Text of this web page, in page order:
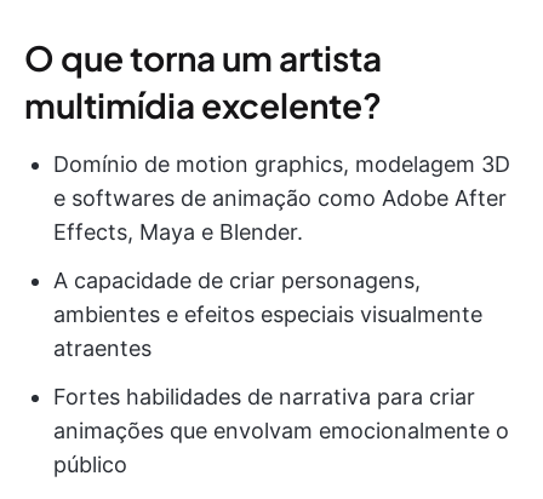
O que torna um artista
multimídia excelente?
Domínio de motion graphics, modelagem 3D
e softwares de animação como Adobe After
Effects, Maya e Blender.
A capacidade de criar personagens,
ambientes e efeitos especiais visualmente
atraentes
Fortes habilidades de narrativa para criar
animações que envolvam emocionalmente o
público